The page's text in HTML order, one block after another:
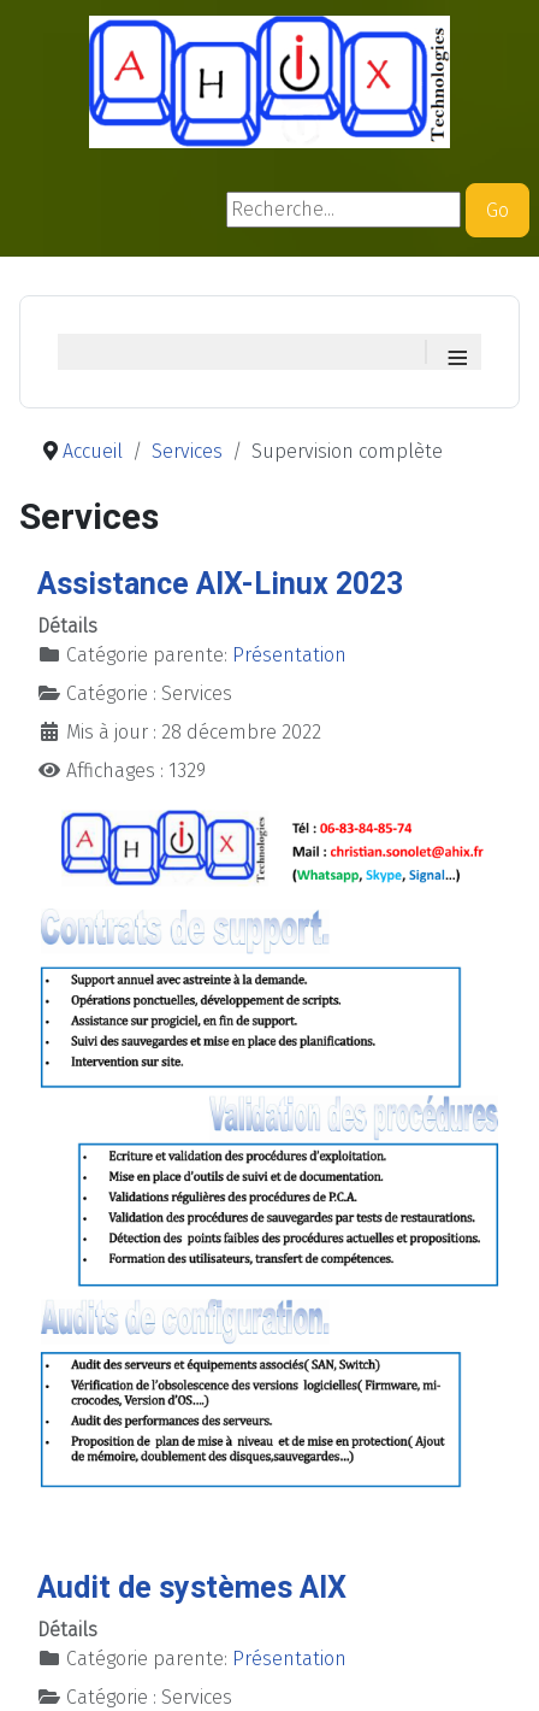
Rechercher
Go
≡
Accueil Services Supervision complète
Services
Assistance AIX-Linux 2023
Détails
Catégorie parente: Présentation
Catégorie : Services
Mis à jour : 28 décembre 2022
Affichages : 1329
Audit de systèmes AIX
Détails
Catégorie parente: Présentation
Catégorie : Services